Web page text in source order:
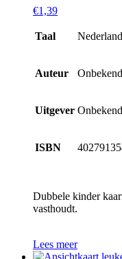
€1,39
Taal
Auteur
Uitgever Onbekend
ISBN
Dubbele kinder
vasthoudt.
Lees meer